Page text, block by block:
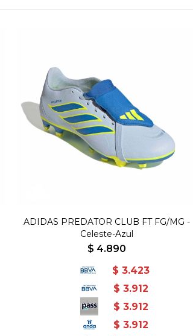
ADIDAS PREDATOR CLUB FT FG/MG -
Celeste-Azul
$ 4.890
$ 3.423
$ 3.912
$ 3.912
$ 3.912